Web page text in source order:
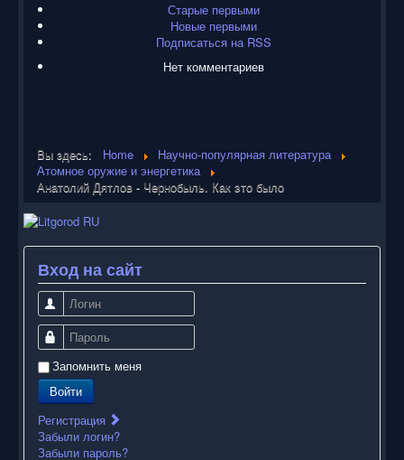
Старые первыми
Новые первыми
Подписаться на RSS
Нет комментариев
Вы здесь: Home
Научно-популярная литература
Атомное оружие и энергетика
Анатолий Дятлов - Чернобыль. Как это было
Вход на сайт
Логин
Пароль
Запомнить меня
Войти
Регистрация
Забыли логин?
Забыли пароль?